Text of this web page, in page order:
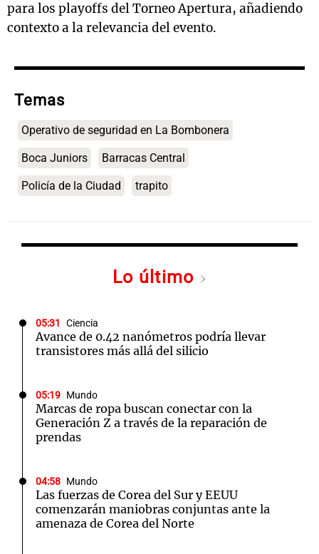
para los playoffs del Torneo Apertura, añadiendo
contexto a la relevancia del evento.
Temas
Operativo de seguridad en La Bombonera
Boca Juniors Barracas Central
Policía de la Ciudad trapito
Lo último
05:31 Ciencia
Avance de 0.42 nanómetros podría llevar
transistores más allá del silicio
05:19 Mundo
Marcas de ropa buscan conectar con la
Generación Z a través de la reparación de
prendas
04:58 Mundo
Las fuerzas de Corea del Sur y EEUU
comenzarán maniobras conjuntas ante la
amenaza de Corea del Norte